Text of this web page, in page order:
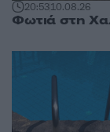
20:5310.08.26
Φωτιά στη